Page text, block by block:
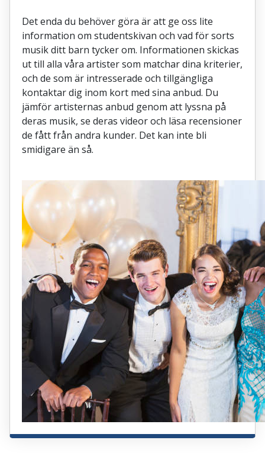
Det enda du behöver göra är att ge oss lite
information om studentskivan och vad för sorts
musik ditt barn tycker om. Informationen skickas
ut till alla våra artister som matchar dina kriterier,
och de som är intresserade och tillgängliga
kontaktar dig inom kort med sina anbud. Du
jämför artisternas anbud genom att lyssna på
deras musik, se deras videor och läsa recensioner
de fått från andra kunder. Det kan inte bli
smidigare än så.